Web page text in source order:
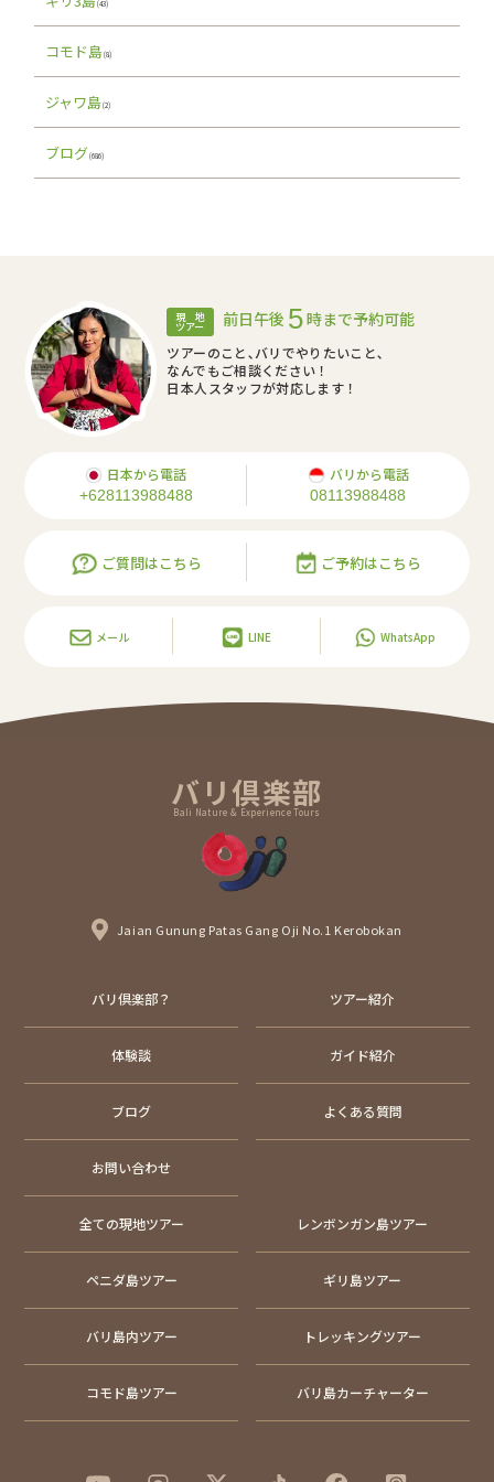
(43)
コモド島(8)
ジャワ島(2)
ブログ(686)
現 地
ツアー 前日午後 5時まで予約可能
ツアーのこと､バリでやりたいこと､
なんでもご相談ください！
日本人スタッフが対応します！
日本から電話
+628113988488
バリから電話
08113988488
ご質問はこちら ご予約はこちら
メール LINE WhatsApp
バリ倶楽部
Bali Nature & Experience Tours
Jaian Gunung Patas Gang Oji No.1 Kerobokan
バリ倶楽部？ ツアー紹介
体験談 ガイド紹介
ブログ よくある質問
お問い合わせ
全ての現地ツアー レンボンガン島ツアー
ペニダ島ツアー ギリ島ツアー
バリ島内ツアー トレッキングツアー
コモド島ツアー バリ島カーチャーター